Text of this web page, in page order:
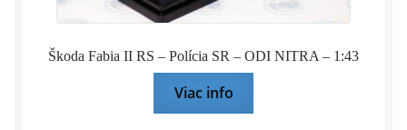
Škoda Fabia II RS – Polícia SR – ODI NITRA – 1:43
Viac info